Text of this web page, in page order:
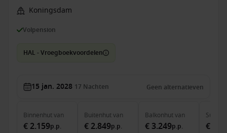
Koningsdam
Volpension
HAL - Vroegboekvoordelen
15 jan. 2028 17 Nachten Geen alternatieven
Binnenhutvan
€ 2.159p.p.
Buitenhutvan
€ 2.849p.p.
Balkonhutvan
€ 3.249p.p.
Suite
€